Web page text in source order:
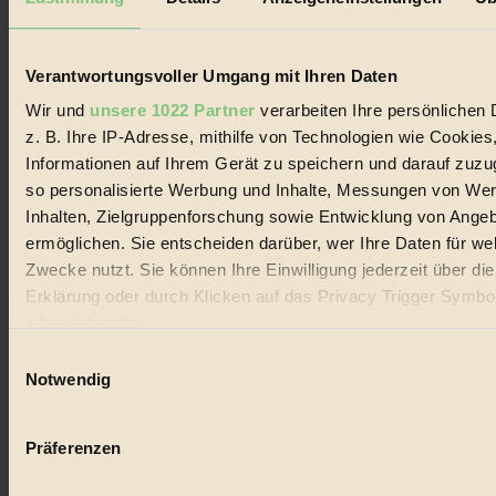
Verantwortungsvoller Umgang mit Ihren Daten
Wir und unsere 1022 Partner verarbeiten Ihre persönlichen
z. B. Ihre IP-Adresse, mithilfe von Technologien wie
Informationen auf Ihrem Gerät zu speichern und darauf
so personalisierte Werbung und Inhalte, Messungen von
Inhalten, Zielgruppenforschung sowie Entwicklung von
ermöglichen. Sie entscheiden darüber, wer Ihre Daten für
Zwecke nutzt. Sie können Ihre Einwilligung jederzeit über
Erklärung oder durch Klicken auf das Privacy Trigger
Wenn Sie es erlauben, würden wir auch gerne:
Ihr Gerät durch aktives Scannen nach bestimmten
Notwendig
Präferenzen
Biorama steht für einen nachhaltigen Lebensstil und bewussten
Lebenswandel. Es ist eine moderne Plattform für Ideen, Menschen
Handels mit Bioprodukten, des Fair-Trade sowie der Branche
alternativer Energien.
Social Media
22.601 Fans auf Facebook
3.415 Follower auf Twitter
Folge uns auf Instagram
Themen
Bio
Vegan